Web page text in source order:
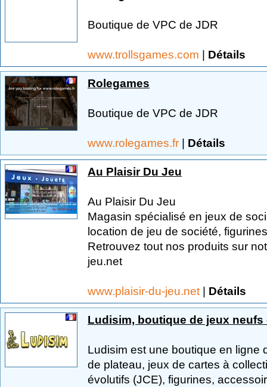
Boutique de VPC de JDR
www.trollsgames.com | Détails
Rolegames
Boutique de VPC de JDR
www.rolegames.fr | Détails
Au Plaisir Du Jeu
Au Plaisir Du Jeu
Magasin spécialisé en jeux de
location de jeu de société,
Retrouvez tout nos produits sur
jeu.net
www.plaisir-du-jeu.net | Détails
Ludisim, boutique de jeux
Ludisim est une boutique en ligne
de plateau, jeux de cartes à
évolutifs (JCE), figurines,